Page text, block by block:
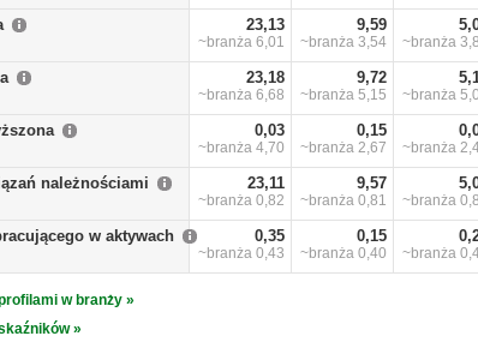
23,13
~branża 6,01
9,59
~branża 3,54 ~branża
23,18
~branża 6,68
9,72
~branża 5,15 ~branża
0,03
~branża 4,70
0,15
~branża 2,67 ~branża
należnościami 23,11
~branża 0,82
9,57
~branża 0,81 ~branża
w aktywach 0,35
~branża 0,43
0,15
~branża 0,40 ~branża
w branży »
»